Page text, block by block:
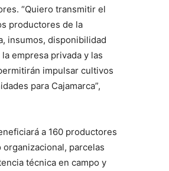
“Quiero transmitir el
productores de la
insumos, disponibilidad
empresa privada y las
impulsar cultivos
para Cajamarca”,
a 160 productores
parcelas
técnica en campo y